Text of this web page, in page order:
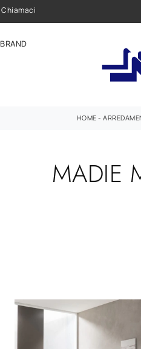
Chiamaci
BRAND
HOME -
MADIE